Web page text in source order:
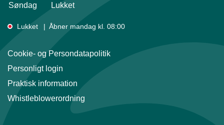
Søndag
Lukket
Lukket Åbner mandag kl. 08:00
Cookie- og Persondatapolitik
Personligt login
Praktisk information
Whistleblowerordning